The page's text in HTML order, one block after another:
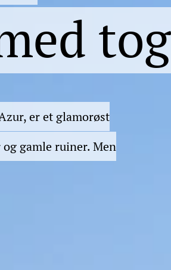
tog
er et glamorøst
gamle ruiner. Men